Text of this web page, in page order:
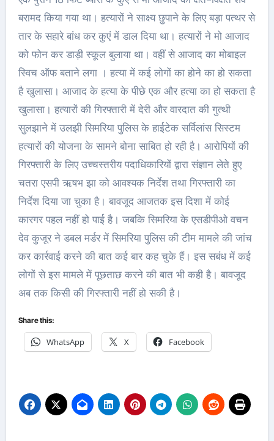
बरामद किया गया था। हत्यारों ने साक्ष्य छुपाने के लिए बड़ा पत्थर से
तार के सहारे बांध कर कुएं में डाल दिया था। हत्यारों ने मो आजाद
को फोन कर डाड़ी स्कूल बुलाया था। वहीं से आजाद का मोबाइल
स्विच ऑफ बताने लगा । हत्या में कई लोगों का होने का हो सकता
है खुलासा। आजाद के हत्या के पीछे एक और हत्या का हो सकता है
खुलासा। हत्यारों की गिरफ्तारी में देरी और वारदात की गुत्थी
सुलझाने में उलझी सिमरिया पुलिस के हाईटेक सर्विलांस सिस्टम
हत्यारों की योजना के सामने बोना साबित हो रही है। आरोपियों की
गिरफ्तारी के लिए उच्चस्तरीय पदाधिकारियों द्वारा संज्ञान लेते हुए
चतरा एसपी ऋषभ झा को आवश्यक निर्देश तथा गिरफ्तारी का
निर्देश दिया जा चुका है। बावजूद आजतक इस दिशा में कोई
कारगर पहल नहीं हो पाई है। जबकि सिमरिया के एसडीपीओ वचन
देव कुजूर ने डबल मर्डर में सिमरिया पुलिस की टीम मामले की जांच
कर कार्रवाई करने की बात कई बार कह चुके हैं। इस सबंध में कई
लोगों से इस मामले में पूछताछ करने की बात भी कही है। बावजूद
अब तक किसी की गिरफ्तारी नहीं हो सकी है।
Share this:
WhatsApp X Facebook